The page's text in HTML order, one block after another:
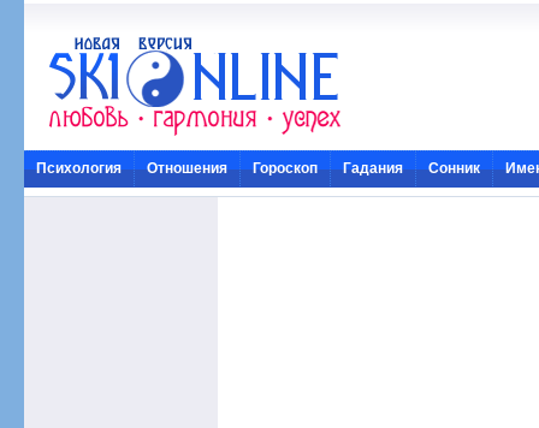
Психология Отношения Гороскоп Гадания Сонник